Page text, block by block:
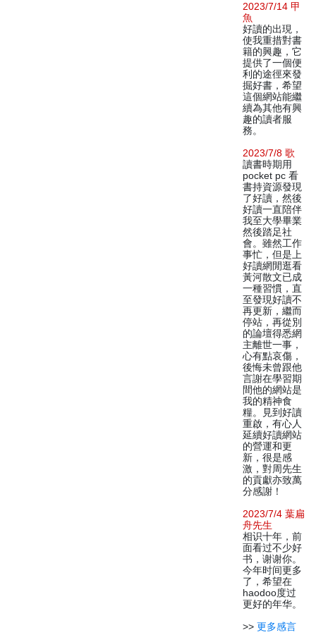
2023/7/14 甲
魚
好讀的出現，
使我重措對書
籍的興趣，它
提供了一個便
利的途徑來發
掘好書，希望
這個網站能繼
續為其他有興
趣的讀者服
務。
2023/7/8 歌
讀書時期用
pocket pc 看
書持資源發現
了好讀，然後
好讀一直陪伴
我至大學畢業
然後踏足社
會。雖然工作
事忙，但是上
好讀網閒逛看
黃河散文已成
一種習慣，直
至發現好讀不
再更新，繼而
停站，再從別
的論壇得悉網
主離世一事，
心有點哀傷，
後悔未曾跟他
言謝在學習期
間他的網站是
我的精神食
糧。見到好讀
重啟，有心人
延續好讀網站
的營運和更
新，很是感
激，對周先生
的貢獻亦致萬
分感謝！
2023/7/4 葉扁
舟先生
相识十年，前
面看过不少好
书，谢谢你。
今年时间更多
了，希望在
haodoo度过
更好的年华。
>> 更多感言